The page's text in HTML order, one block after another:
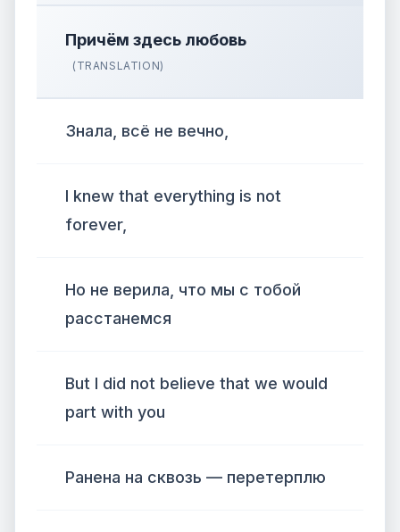
Причём здесь любовь
(TRANSLATION)
Знала, всё не вечно,
I knew that everything is not
forever,
Но не верила, что мы с тобой
расстанемся
But I did not believe that we would
part with you
Ранена на сквозь — перетерплю